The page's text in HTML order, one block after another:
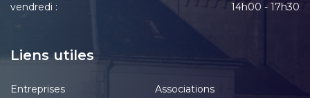
vendredi :
14h00 - 17h30
Liens utiles
Entreprises Associations